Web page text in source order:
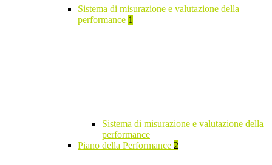
Sistema di misurazione e valutazione della
performance 1
Sistema di misurazione e valutazione della
performance
Piano della Performance 2